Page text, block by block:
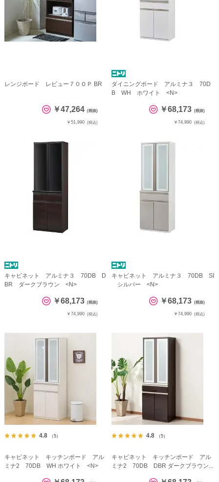
レンジボード レビュー７０ＯＰ BR
￥47,264 (税抜)
￥51,990 (税込)
ダイニングボード アルミナ３ 70D
B WH ホワイト <N>
￥68,173 (税抜)
￥74,990 (税込)
キャビネット アルミナ３ 70DB D
BR ダークブラウン <N>
￥68,173 (税抜)
￥74,990 (税込)
キャビネット アルミナ３ 70DB SI
シルバー <N>
￥68,173 (税抜)
￥74,990 (税込)
4.8 （5）
キャビネット キッチンボード アル
ミナ2 70DB WH ホワイト <N>
4.8 （5）
キャビネット キッチンボード アル
ミナ2 70DB DBR ダークブラウン...